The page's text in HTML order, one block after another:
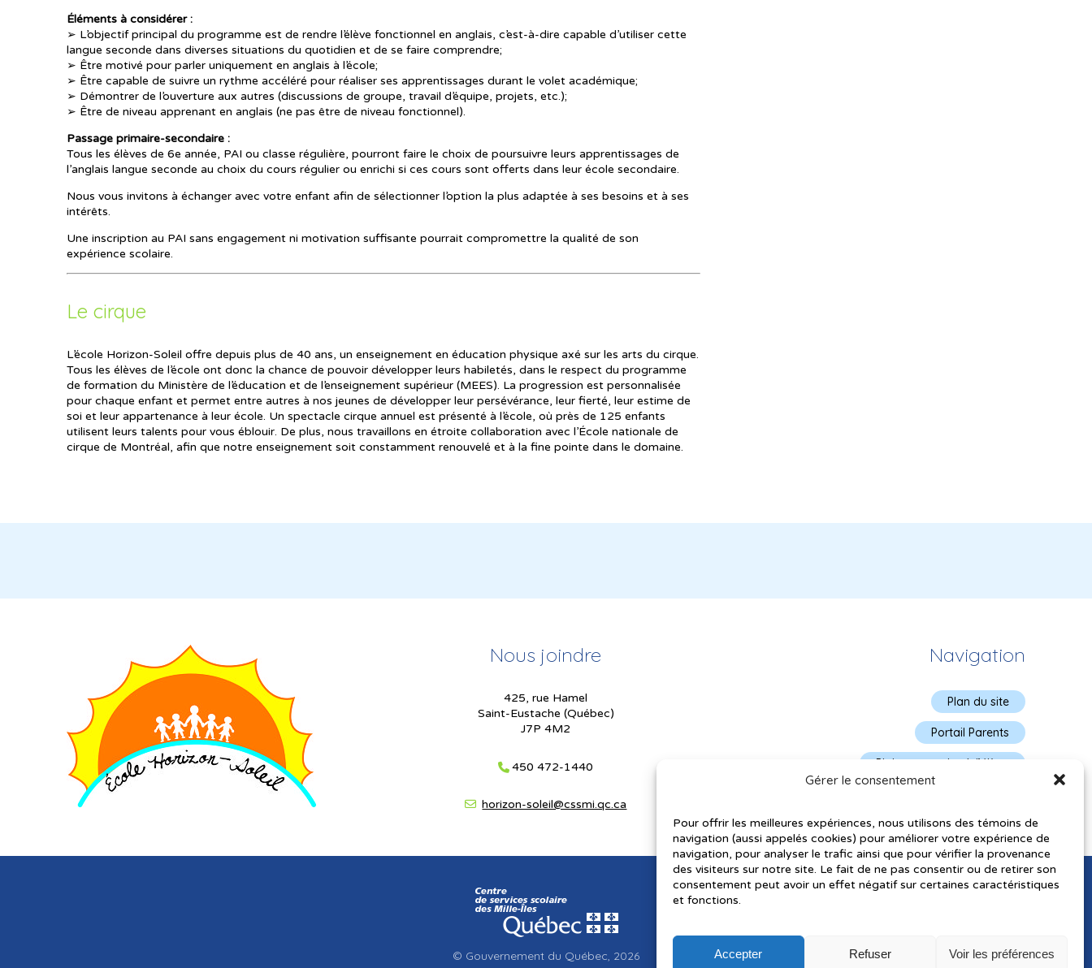
Gérer le consentement
Pour offrir les meilleures expériences, nous utilisons des témoins de
navigation (aussi appelés cookies) pour améliorer votre expérience de
navigation, pour analyser le trafic ainsi que pour vérifier la provenance
des visiteurs sur notre site. Le fait de ne pas consentir ou de retirer son
consentement peut avoir un effet négatif sur certaines caractéristiques
et fonctions.
Accepter Refuser Voir les préférences
Éléments à considérer :
➢ L’objectif principal du programme est de rendre l’élève fonctionnel en anglais, c’est-à-dire capable d’utiliser cette
langue seconde dans diverses situations du quotidien et de se faire comprendre;
➢ Être motivé pour parler uniquement en anglais à l’école;
➢ Être capable de suivre un rythme accéléré pour réaliser ses apprentissages durant le volet académique;
➢ Démontrer de l’ouverture aux autres (discussions de groupe, travail d’équipe, projets, etc.);
➢ Être de niveau apprenant en anglais (ne pas être de niveau fonctionnel).
Passage primaire-secondaire :
Tous les élèves de 6e année, PAI ou classe régulière, pourront faire le choix de poursuivre leurs apprentissages de
l’anglais langue seconde au choix du cours régulier ou enrichi si ces cours sont offerts dans leur école secondaire.
Nous vous invitons à échanger avec votre enfant afin de sélectionner l’option la plus adaptée à ses besoins et à ses
intérêts.
Une inscription au PAI sans engagement ni motivation suffisante pourrait compromettre la qualité de son
expérience scolaire.
Le cirque
L’école Horizon-Soleil offre depuis plus de 40 ans, un enseignement en éducation physique axé sur les arts du cirque.
Tous les élèves de l’école ont donc la chance de pouvoir développer leurs habiletés, dans le respect du programme
de formation du Ministère de l’éducation et de l’enseignement supérieur (MEES). La progression est personnalisée
pour chaque enfant et permet entre autres à nos jeunes de développer leur persévérance, leur fierté, leur estime de
soi et leur appartenance à leur école. Un spectacle cirque annuel est présenté à l’école, où près de 125 enfants
utilisent leurs talents pour vous éblouir. De plus, nous travaillons en étroite collaboration avec l’École nationale de
cirque de Montréal, afin que notre enseignement soit constamment renouvelé et à la fine pointe dans le domaine.
Nous joindre
425, rue Hamel
Saint-Eustache (Québec)
J7P 4M2
450 472-1440
horizon-soleil@cssmi.qc.ca
Navigation
Plan du site
Portail Parents
Plainte – service à l’élève
© Gouvernement du Québec, 2026